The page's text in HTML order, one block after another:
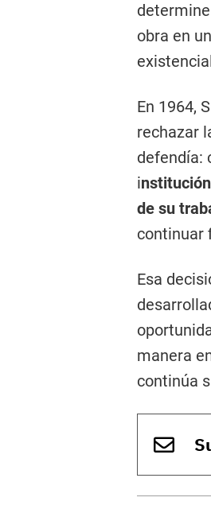
obra en
En 1964,
rechazar
defendía:
i
de su
continuar
Esa
manera
continúa